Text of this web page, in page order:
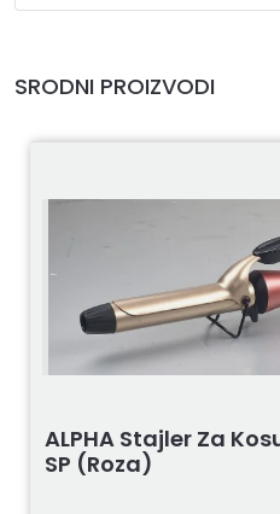
SRODNI PROIZVODI
ALPHA Stajler Za
SP (Roza)